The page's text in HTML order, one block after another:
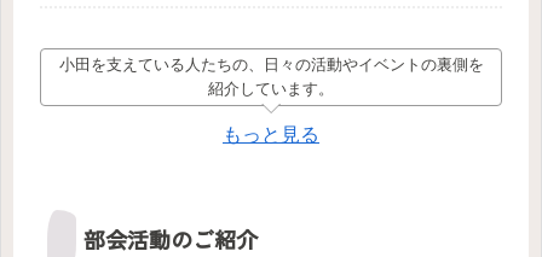
小田を支えている人たちの、日々の活動やイベントの裏側を
紹介しています。
もっと見る
部会活動のご紹介